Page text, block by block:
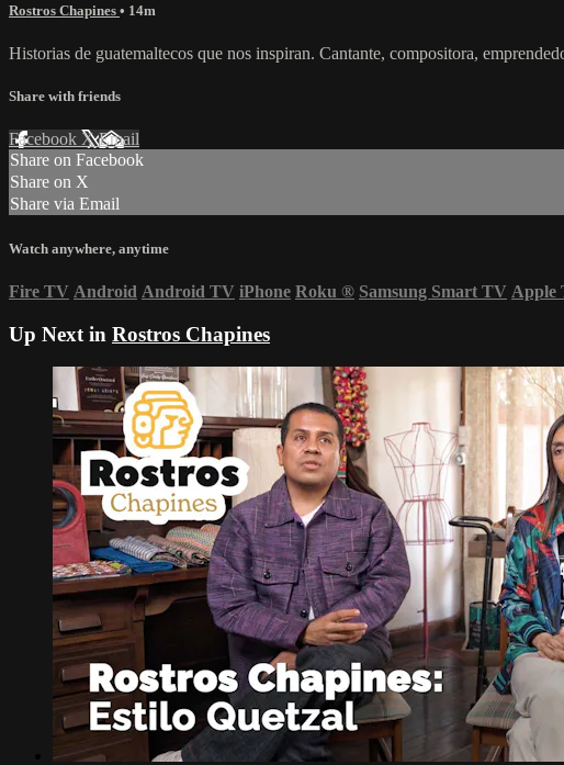
Rostros Chapines • 14m
Historias de guatemaltecos que nos inspiran. Cantante, compositora,
Share with friends
Facebook XEmail
Share on Facebook
Share on X
Share via Email
Watch anywhere, anytime
Fire TV Android Android TV iPhone Roku ® Samsung Smart TV Apple
Up Next in Rostros Chapines